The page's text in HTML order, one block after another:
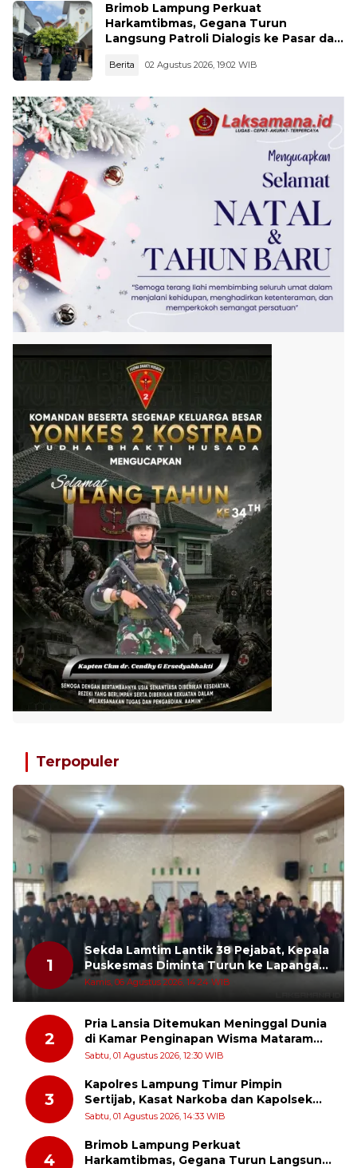
Brimob Lampung Perkuat
Harkamtibmas, Gegana Turun
Langsung Patroli Dialogis ke Pasar dan
Berita 02 Agustus 2026, 19:02 WIB
Terpopuler
1
Sekda Lamtim Lantik 38 Pejabat, Kepala
Puskesmas Diminta Turun ke Lapangan
dan Hadir di Tengah Masyarakat
Kamis, 06 Agustus 2026, 14:24 WIB
2
Pria Lansia Ditemukan Meninggal Dunia
di Kamar Penginapan Wisma Mataram
Baru
Sabtu, 01 Agustus 2026, 12:30 WIB
3
Kapolres Lampung Timur Pimpin
Sertijab, Kasat Narkoba dan Kapolsek
Sekampung Udik Berganti
Sabtu, 01 Agustus 2026, 14:33 WIB
4
Brimob Lampung Perkuat
Harkamtibmas, Gegana Turun Langsung